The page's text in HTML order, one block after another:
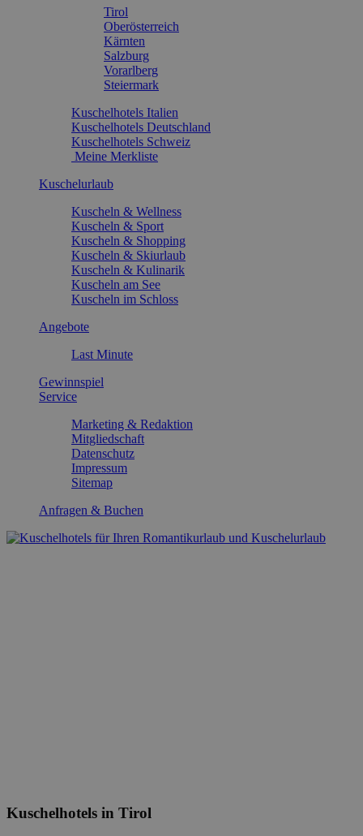
Tirol
Oberösterreich
Kärnten
Salzburg
Vorarlberg
Steiermark
Kuschelhotels Italien
Kuschelhotels Deutschland
Kuschelhotels Schweiz
Meine Merkliste
Kuschelurlaub
Kuscheln & Wellness
Kuscheln & Sport
Kuscheln & Shopping
Kuscheln & Skiurlaub
Kuscheln & Kulinarik
Kuscheln am See
Kuscheln im Schloss
Angebote
Last Minute
Gewinnspiel
Service
Marketing & Redaktion
Mitgliedschaft
Datenschutz
Impressum
Sitemap
Anfragen & Buchen
Kuschelhotels in Tirol